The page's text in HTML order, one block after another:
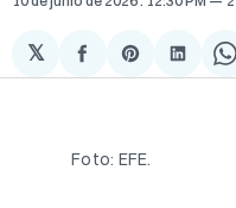
𝕏
Compartir
en
Share
on
en
Foto: EFE.